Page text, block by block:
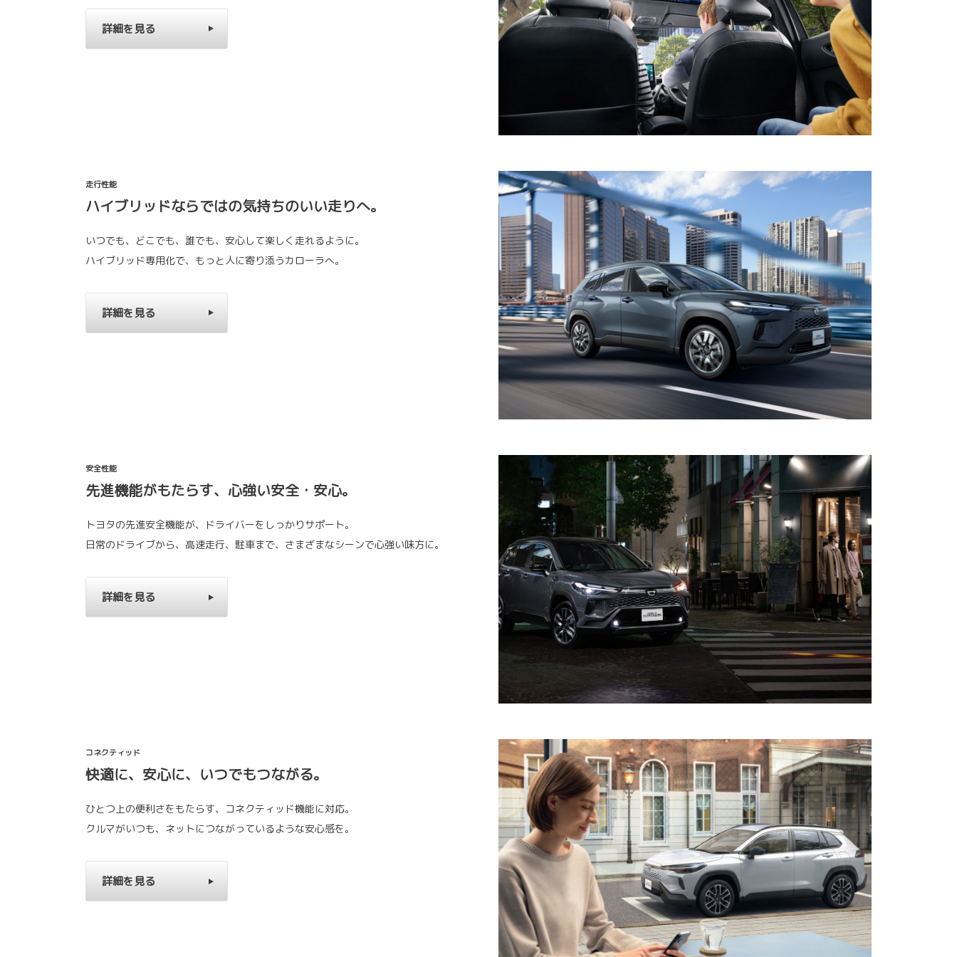
詳細を見る
走行性能
ハイブリッドならではの気持ちのいい走りへ。
いつでも、どこでも、誰でも、安心して楽しく走れるように。
ハイブリッド専用化で、もっと人に寄り添うカローラへ。
詳細を見る
安全性能
先進機能がもたらす、心強い安全・安心。
トヨタの先進安全機能が、ドライバーをしっかりサポート。
日常のドライブから、高速走行、駐車まで、さまざまなシーンで心強い味方に。
詳細を見る
コネクティッド
快適に、安心に、いつでもつながる。
ひとつ上の便利さをもたらす、コネクティッド機能に対応。
クルマがいつも、ネットにつながっているような安心感を。
詳細を見る